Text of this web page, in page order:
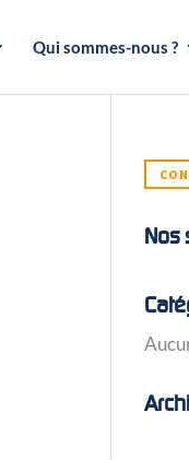
Qui sommes-nous ?
Nos